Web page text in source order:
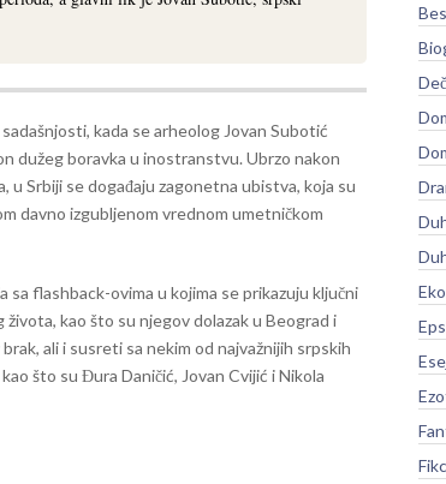
kada se arheolog Jovan Subotić
dužeg boravka u inostranstvu. Ubrzo nakon
u Srbiji se događaju zagonetna ubistva, koja su
davno izgubljenom vrednom umetničkom
sa flashback-ovima u kojima se prikazuju ključni
kao što su njegov dolazak u Beograd i
ali i susreti sa nekim od najvažnijih srpskih
što su Đura Daničić, Jovan Cvijić i Nikola